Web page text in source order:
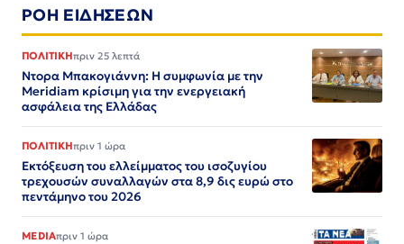
ΡΟΗ ΕΙΔΗΣΕΩΝ
ΠΟΛΙΤΙΚΗπριν 25 λεπτά
Ντορα Μπακογιάννη: Η συμφωνία με την
Meridiam κρίσιμη για την ενεργειακή
ασφάλεια της Ελλάδας
ΠΟΛΙΤΙΚΗπριν 1 ώρα
Εκτόξευση του ελλείμματος του ισοζυγίου
τρεχουσών συναλλαγών στα 8,9 δις ευρώ στο
πεντάμηνο του 2026
MEDIAπριν 1 ώρα